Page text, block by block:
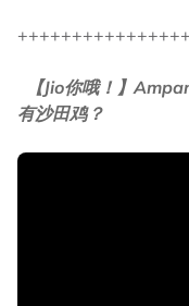
【Jio你哦！】
有沙田鸡？